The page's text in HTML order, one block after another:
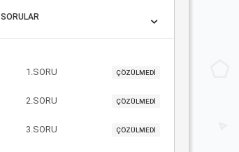
SORULAR
1.SORU ÇÖZÜLMEDİ
2.SORU ÇÖZÜLMEDİ
3.SORU ÇÖZÜLMEDİ